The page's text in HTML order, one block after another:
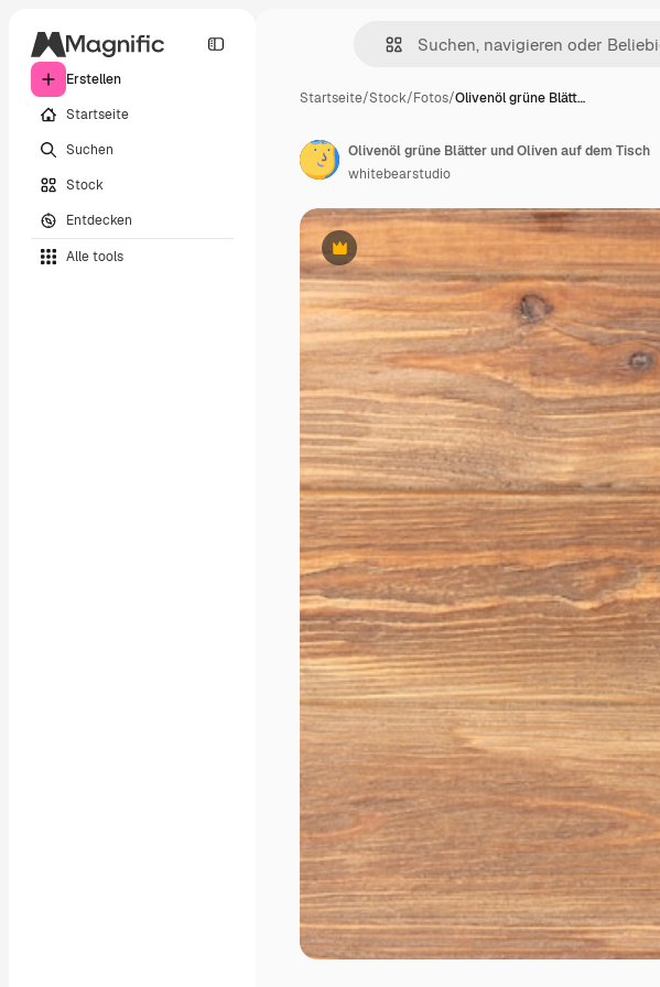
Erstellen
Startseite
Suchen
Stock
Entdecken
Alle tools
Startseite/Stock/Fotos/Olivenöl grüne Blätt…
Premium
Olivenöl grüne Blätter und Oliven auf dem Tisch
whitebearstudio